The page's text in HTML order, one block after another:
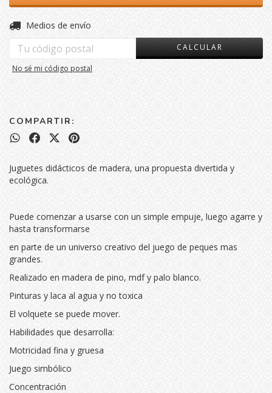
Entregas para el CP:
Medios de envío
CALCULAR
No sé mi código postal
COMPARTIR:
Juguetes didácticos de madera, una propuesta divertida y
ecológica.
Puede comenzar a usarse con un simple empuje, luego agarre y
hasta transformarse
en parte de un universo creativo del juego de peques mas
grandes.
Realizado en madera de pino, mdf y palo blanco.
Pinturas y laca al agua y no toxica
El volquete se puede mover.
Habilidades que desarrolla:
Motricidad fina y gruesa
Juego simbólico
Concentración